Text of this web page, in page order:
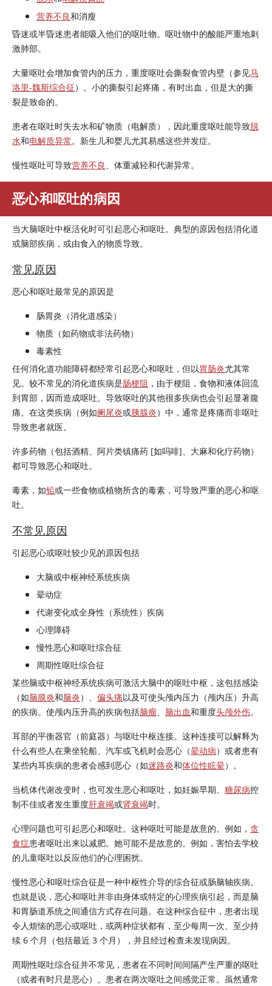
营养不良和消瘦
昏迷或半昏迷患者能吸入他们的呕吐物。呕吐物中的酸能严重地刺
激肺部。
大量呕吐会增加食管内的压力，重度呕吐会撕裂食管内壁（参见马
洛里-魏斯综合征）。小的撕裂引起疼痛，有时出血，但是大的撕
裂是致命的。
患者在呕吐时失去水和矿物质（电解质），因此重度呕吐能导致脱
水和电解质异常。新生儿和婴儿尤其易感这些并发症。
慢性呕吐可导致营养不良、体重减轻和代谢异常。
恶心和呕吐的病因
当大脑呕吐中枢活化时可引起恶心和呕吐。典型的原因包括消化道
或脑部疾病，或由食入的物质导致。
常见原因
恶心和呕吐最常见的原因是
肠胃炎（消化道感染）
物质（如药物或非法药物）
毒素性
任何消化道功能障碍都经常引起恶心和呕吐，但以胃肠炎尤其常
见。较不常见的消化道疾病是肠梗阻 ，由于梗阻，食物和液体回流
到胃部，因而造成呕吐。导致呕吐的其他很多疾病也会引起显著腹
痛。在这类疾病（例如阑尾炎或胰腺炎）中，通常是疼痛而非呕吐
导致患者就医。
许多药物（包括酒精、阿片类镇痛药 [如吗啡]、大麻和化疗药物）
都可导致恶心和呕吐。
毒素，如铅或一些食物或植物所含的毒素，可导致严重的恶心和呕
吐。
不常见原因
引起恶心或呕吐较少见的原因包括
大脑或中枢神经系统疾病
晕动症
代谢变化或全身性（系统性）疾病
心理障碍
慢性恶心和呕吐综合征
周期性呕吐综合征
某些脑或中枢神经系统疾病可激活大脑中的呕吐中枢，这包括感染
（如脑膜炎和脑炎）、 偏头痛以及可使头颅内压力（颅内压）升高
的疾病。使颅内压升高的疾病包括脑瘤、 脑出血和重度头颅外伤。
耳部的平衡器官（前庭器）与呕吐中枢连接。这种连接可以解释为
什么有些人在乘坐轮船、汽车或飞机时会恶心（晕动病）或者患有
某些内耳疾病的患者会感到恶心（如迷路炎和体位性眩晕）。
当机体代谢改变时，也可发生恶心和呕吐，如妊娠早期、 糖尿病控
制不佳或者发生重度肝衰竭或肾衰竭时。
心理问题也可引起恶心和呕吐。这种呕吐可能是故意的。例如， 贪
食症患者呕吐出来以减肥。她可能不是故意的。例如，害怕去学校
的儿童呕吐以反应他们的心理困扰。
慢性恶心和呕吐综合征是一种中枢性介导的综合征或肠脑轴疾病。
也就是说，恶心和呕吐并非由身体或特定的心理疾病引起，而是脑
和胃肠道系统之间通信方式存在问题。在这种综合征中，患者出现
令人烦恼的恶心或呕吐，或两种症状都有，至少每周一次、至少持
续 6 个月（包括最近 3 个月），并且经过检查未发现病因。
周期性呕吐综合征并不常见，患者在不同时间间隔产生严重的呕吐
（或者有时只是恶心）。患者在两次呕吐之间感觉正常。虽然通常